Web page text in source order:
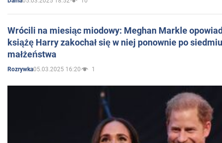
Wrócili na miesiąc miodowy: Meghan Markle
książę Harry zakochał się w niej ponownie po
małżeństwa
Rozrywka05.03.2025 16:20 1